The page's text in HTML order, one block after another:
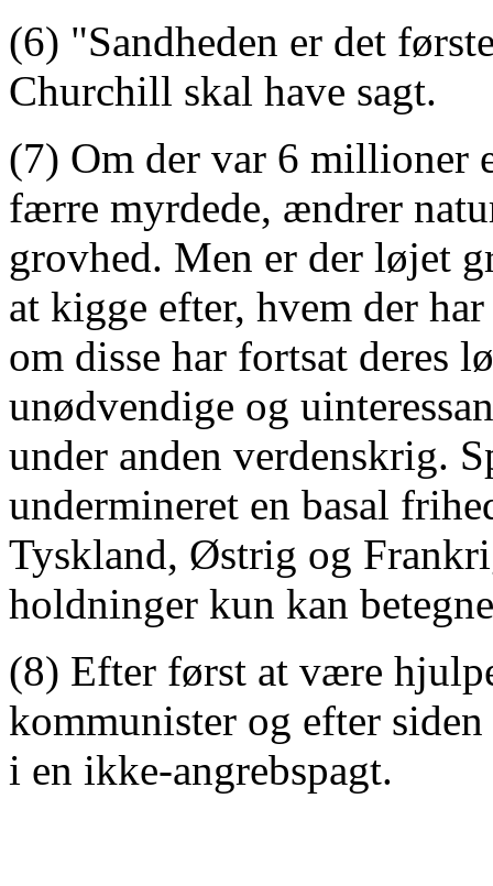
(6) "Sandheden er det
Churchill skal have sagt.
(7) Om der var 6 millioner
færre myrdede, ændrer
grovhed. Men er der løjet
at kigge efter, hvem der
om disse har fortsat deres
unødvendige og
under anden verdenskrig.
undermineret en basal
Tyskland, Østrig og
holdninger kun kan
(8) Efter først at være
kommunister og efter
i en ikke-angrebspagt.